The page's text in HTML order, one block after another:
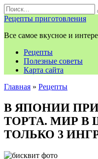
Перейти
к
контенту
Search
for:
Рецепты приготовления
Все самое вкусное и
Рецепты
Полезные советы
Карта сайта
Главная » Рецепты
В ЯПОНИИ
ТОРТА. МИР В
ТОЛЬКО 3